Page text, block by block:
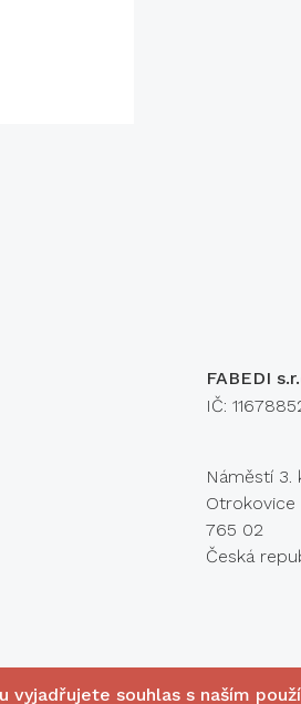
FABEDI
IČ:
Náměstí 3.
Otrokovice
765 02
Česká
souhlas s naším